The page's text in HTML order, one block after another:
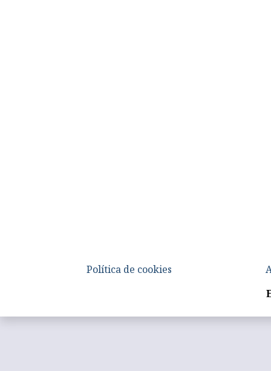
Política de cookies